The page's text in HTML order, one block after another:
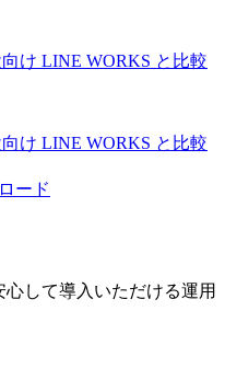
け LINE WORKS と比較
け LINE WORKS と比較
ード
して導入いただける運用